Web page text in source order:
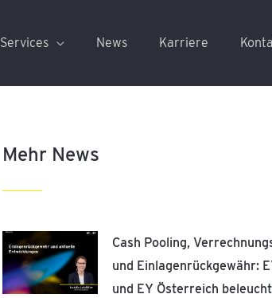
Services News Karriere
Mehr News
Cash Pooling,
und Einlagenrückgewähr:
und EY Österreich